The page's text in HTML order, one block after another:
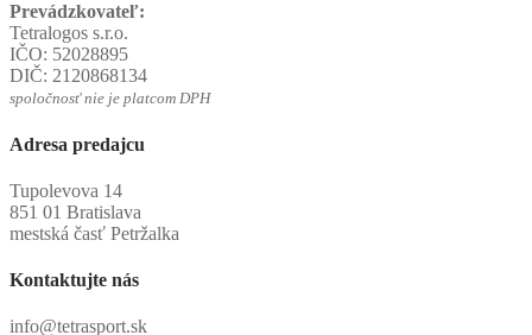
Prevádzkovateľ:
Tetralogos s.r.o.
IČO: 52028895
DIČ: 2120868134
spoločnosť nie je platcom DPH
Adresa predajcu
Tupolevova 14
851 01 Bratislava
mestská časť Petržalka
Kontaktujte nás
info@tetrasport.sk